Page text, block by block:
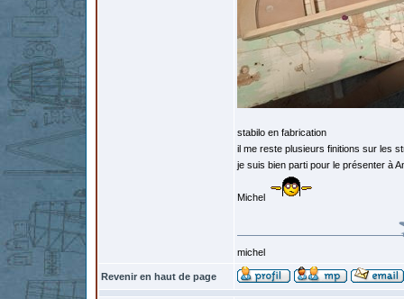
stabilo en fabrication
il me reste plusieurs finitions sur les
je suis bien parti pour le présenter à
Michel
michel
Revenir en haut de page